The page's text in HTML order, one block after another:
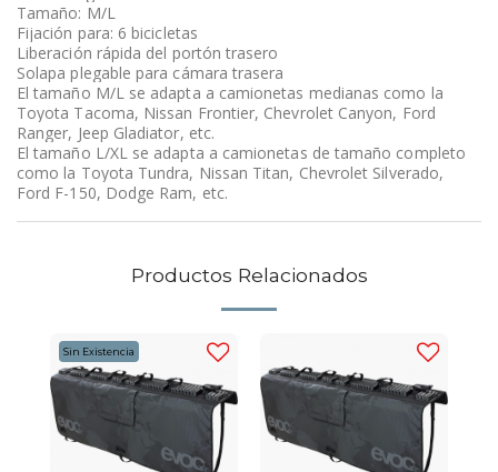
Tamaño: M/L
Fijación para: 6 bicicletas
Liberación rápida del portón trasero
Solapa plegable para cámara trasera
El tamaño M/L se adapta a camionetas medianas como la
Toyota Tacoma, Nissan Frontier, Chevrolet Canyon, Ford
Ranger, Jeep Gladiator, etc.
El tamaño L/XL se adapta a camionetas de tamaño completo
como la Toyota Tundra, Nissan Titan, Chevrolet Silverado,
Ford F-150, Dodge Ram, etc.
Productos Relacionados
Sin Existencia